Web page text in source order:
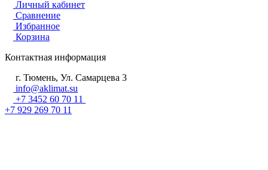
Личный кабинет
Сравнение
Избранное
Корзина
Контактная информация
г. Тюмень, Ул. Самарцева 3
info@aklimat.su
+7 3452 60 70 11
+7 929 269 70 11